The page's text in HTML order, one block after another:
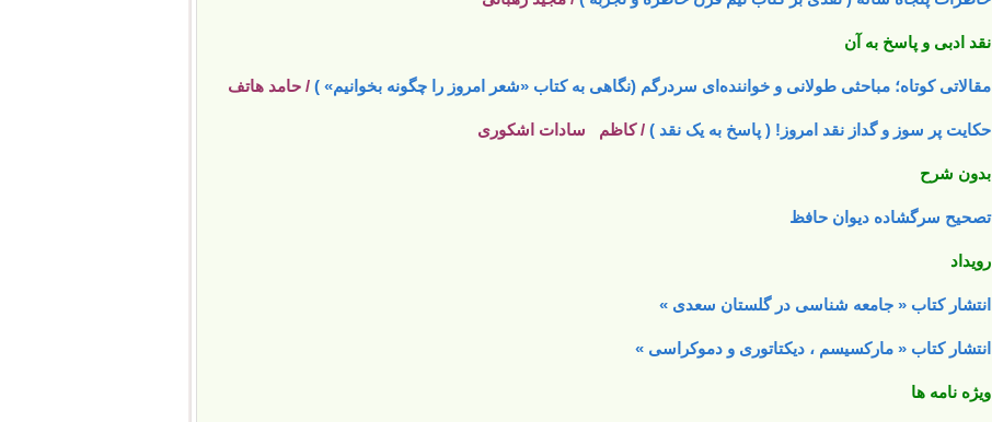
نقد ادبی و پاسخ به آن
مقالاتی کوتاه؛ مباحثی طولانی و خواننده‌ای سردرگم (نگاهی به کتاب «شعر امروز را چگونه بخوانیم» ) / حامد هاتف
حکایت پر سوز و گداز نقد امروز! ( پاسخ به یک نقد ) / کاظم سادات اشکوری
بدون شرح
تصحیح سرگشاده دیوان حافظ
رویداد
انتشار کتاب « جامعه شناسی در گلستان سعدی »
انتشار کتاب « مارکسیسم ، دیکتاتوری و دموکراسی »
ویژه نامه ها